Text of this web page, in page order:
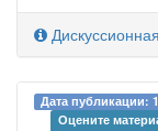
Дата публикации:
Оцените